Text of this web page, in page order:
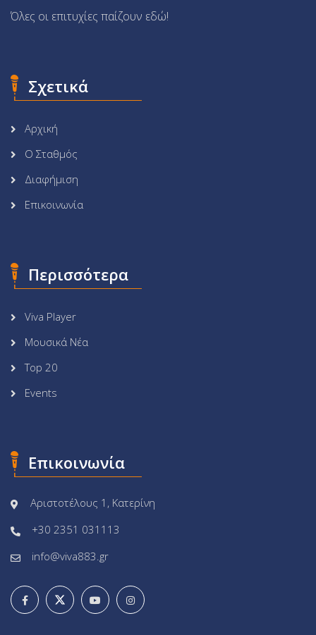
Όλες οι επιτυχίες παίζουν εδώ!
Σχετικά
Αρχική
Ο Σταθμός
Διαφήμιση
Επικοινωνία
Περισσότερα
Viva Player
Μουσικά Νέα
Top 20
Events
Επικοινωνία
Αριστοτέλους 1, Κατερίνη
+30 2351 031113
info@viva883.gr